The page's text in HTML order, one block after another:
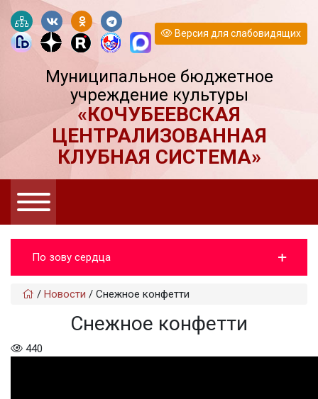
Версия для слабовидящих
Муниципальное бюджетное
учреждение культуры
«КОЧУБЕЕВСКАЯ
ЦЕНТРАЛИЗОВАННАЯ
КЛУБНАЯ СИСТЕМА»
По зову сердца
/ Новости / Снежное конфетти
Снежное конфетти
440